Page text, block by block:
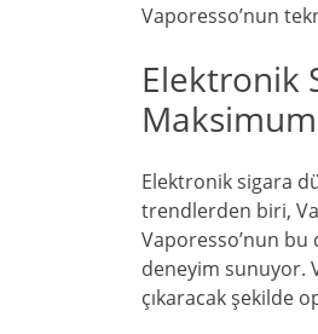
Vaporesso’nun
Elektronik
Elektronik sigara
trendlerden biri,
Vaporesso’nun
deneyim sunuyor.
çıkaracak şekilde